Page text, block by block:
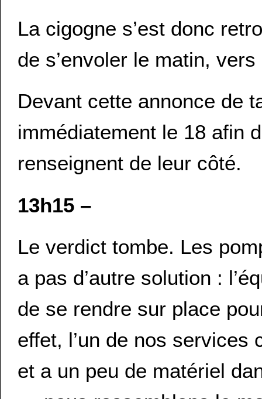
La cigogne s’est donc
de s’envoler le matin,
Devant cette annonce de
immédiatement le 18 afin
renseignent de leur côté.
13h15 –
Le verdict tombe. Les
a pas d’autre solution :
de se rendre sur place
effet, l’un de nos services
et a un peu de matériel